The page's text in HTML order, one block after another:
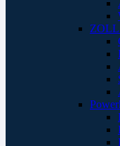
ZOLL